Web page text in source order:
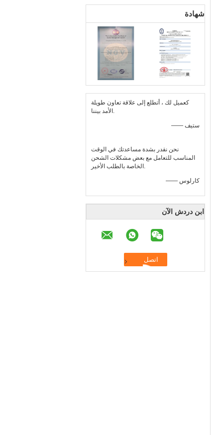
شهادة
كعميل لك ، أتطلع إلى علاقة تعاون طويلة
الأمد بيننا.
—— ستيف
نحن نقدر بشدة مساعدتك في الوقت
المناسب للتعامل مع بعض مشكلات الشحن
الخاصة بالطلب الأخير.
—— كارلوس
ابن دردش الآن